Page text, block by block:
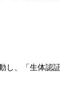
し、「生体認